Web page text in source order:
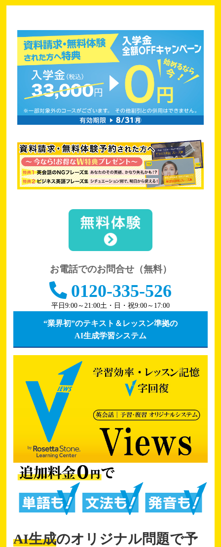
お電話でのお問合せ（無料）
0120-335-526
平日9:00～21:00土・日・祝9:00～17:00
“業界初”のテキスト＆レッスン準拠の
AI生成学習システム
AI生成のオリジナル問題で予